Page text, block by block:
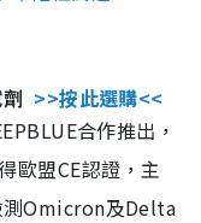
>>按此選購<<
合作推出，
歐盟CE認證，主
測Omicron及Delta